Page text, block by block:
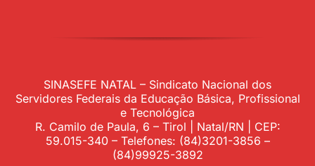
SINASEFE NATAL – Sindicato Nacional dos
Servidores Federais da Educação Básica, Profissional
e Tecnológica
R. Camilo de Paula, 6 – Tirol | Natal/RN | CEP:
59.015-340 – Telefones: (84)3201-3856 –
(84)99925-3892